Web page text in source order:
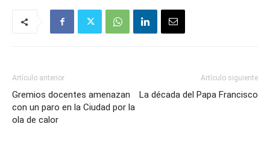
Artículo anterior
Gremios docentes amenazan
con un paro en la Ciudad por la
ola de calor
Artículo siguiente
La década del Papa Francisco